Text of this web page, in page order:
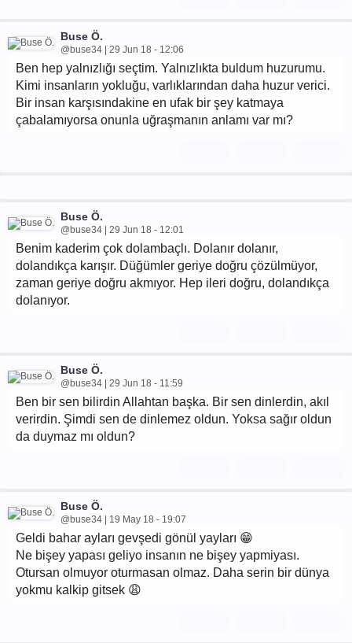
Buse Ö.
@buse34 | 29 Jun 18 - 12:06
Ben hep yalnızlığı seçtim. Yalnızlıkta buldum huzurumu.
Kimi insanların yokluğu, varlıklarından daha huzur verici.
Bir insan karşısındakine en ufak bir şey katmaya
çabalamıyorsa onunla uğraşmanın anlamı var mı?
Buse Ö.
@buse34 | 29 Jun 18 - 12:01
Benim kaderim çok dolambaçlı. Dolanır dolanır,
dolandıkça karışır. Düğümler geriye doğru çözülmüyor,
zaman geriye doğru akmıyor. Hep ileri doğru, dolandıkça
dolanıyor.
Buse Ö.
@buse34 | 29 Jun 18 - 11:59
Ben bir sen bilirdin Allahtan başka. Bir sen dinlerdin, akıl
verirdin. Şimdi sen de dinlemez oldun. Yoksa sağır oldun
da duymaz mı oldun?
Buse Ö.
@buse34 | 19 May 18 - 19:07
Geldi bahar ayları gevşedi gönül yayları 😁
Ne bişey yapası geliyo insanın ne bişey yapmiyası.
Otursan olmuyor oturmasan olmaz. Daha serin bir dünya
yokmu kalkip gitsek 😩